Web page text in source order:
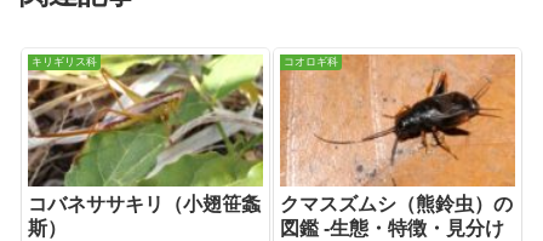
キリギリス科
コバネササキリ（小翅笹螽
斯）
コオロギ科
クマスズムシ（熊鈴虫）の
図鑑 -生態・特徴・見分け